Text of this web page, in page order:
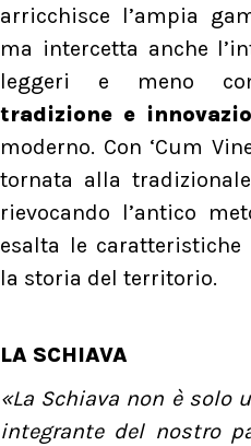
arricchisce l’ampia
ma intercetta anche
leggeri e meno
tradizione e
moderno. Con ‘Cum
tornata alla
rievocando l’antico
esalta le caratteristiche
la storia del territorio.
LA SCHIAVA
«La Schiava non è solo
integrante del nostro